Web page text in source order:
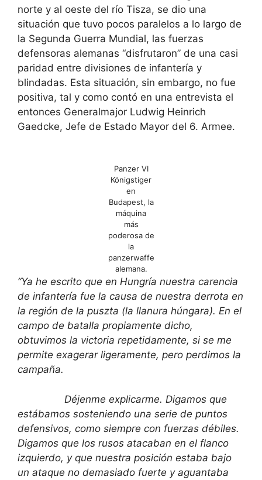
norte y al oeste del río Tisza, se dio una
situación que tuvo pocos paralelos a lo largo de
la Segunda Guerra Mundial, las fuerzas
defensoras alemanas “disfrutaron” de una casi
paridad entre divisiones de infantería y
blindadas. Esta situación, sin embargo, no fue
positiva, tal y como contó en una entrevista el
entonces Generalmajor Ludwig Heinrich
Gaedcke, Jefe de Estado Mayor del 6. Armee.
Panzer VI
Königstiger
en
Budapest, la
máquina
más
poderosa de
la
panzerwaffe
alemana.
“Ya he escrito que en Hungría nuestra carencia
de infantería fue la causa de nuestra derrota en
la región de la puszta (la llanura húngara). En el
campo de batalla propiamente dicho,
obtuvimos la victoria repetidamente, si se me
permite exagerar ligeramente, pero perdimos la
campaña.
Déjenme explicarme. Digamos que
estábamos sosteniendo una serie de puntos
defensivos, como siempre con fuerzas débiles.
Digamos que los rusos atacaban en el flanco
izquierdo, y que nuestra posición estaba bajo
un ataque no demasiado fuerte y aguantaba